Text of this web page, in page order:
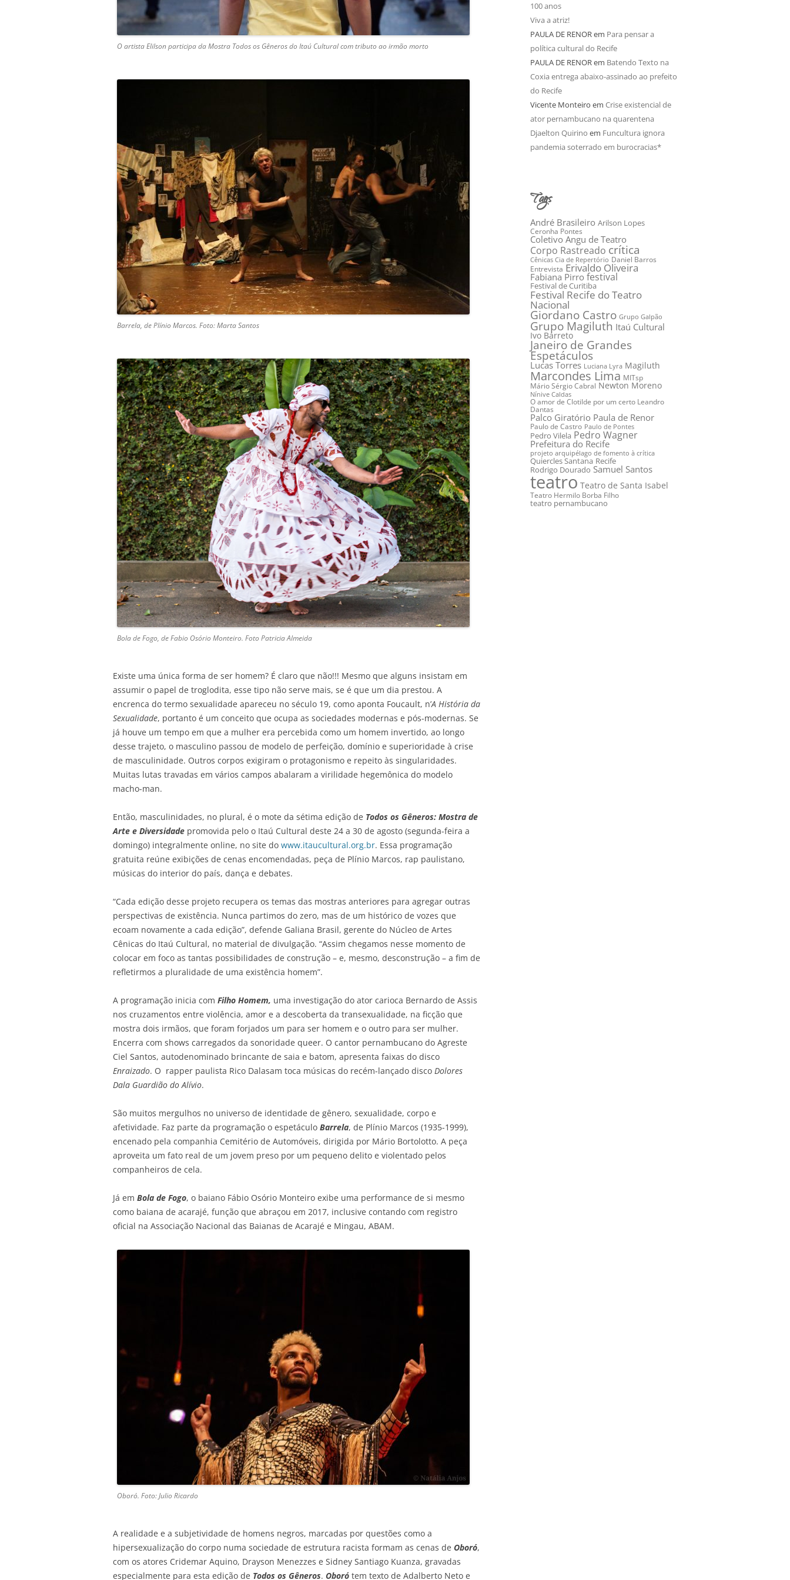
O artista Elilson participa da Mostra Todos os Gêneros do Itaú Cultural com tributo ao irmão morto
Barrela, de Plínio Marcos. Foto: Marta Santos
Bola de Fogo, de Fabio Osório Monteiro. Foto Patricia Almeida
Existe uma única forma de ser homem? É claro que não!!! Mesmo que alguns insistam em
assumir o papel de troglodita, esse tipo não serve mais, se é que um dia prestou. A
encrenca do termo sexualidade apareceu no século 19, como aponta Foucault, n’A História da
Sexualidade, portanto é um conceito que ocupa as sociedades modernas e pós-modernas. Se
já houve um tempo em que a mulher era percebida como um homem invertido, ao longo
desse trajeto, o masculino passou de modelo de perfeição, domínio e superioridade à crise
de masculinidade. Outros corpos exigiram o protagonismo e repeito às singularidades.
Muitas lutas travadas em vários campos abalaram a virilidade hegemônica do modelo
macho-man.
Então, masculinidades, no plural, é o mote da sétima edição de Todos os Gêneros: Mostra de
Arte e Diversidade promovida pelo o Itaú Cultural deste 24 a 30 de agosto (segunda-feira a
domingo) integralmente online, no site do www.itaucultural.org.br. Essa programação
gratuita reúne exibições de cenas encomendadas, peça de Plínio Marcos, rap paulistano,
músicas do interior do país, dança e debates.
“Cada edição desse projeto recupera os temas das mostras anteriores para agregar outras
perspectivas de existência. Nunca partimos do zero, mas de um histórico de vozes que
ecoam novamente a cada edição”, defende Galiana Brasil, gerente do Núcleo de Artes
Cênicas do Itaú Cultural, no material de divulgação. “Assim chegamos nesse momento de
colocar em foco as tantas possibilidades de construção – e, mesmo, desconstrução – a fim de
refletirmos a pluralidade de uma existência homem”.
A programação inicia com Filho Homem, uma investigação do ator carioca Bernardo de Assis
nos cruzamentos entre violência, amor e a descoberta da transexualidade, na ficção que
mostra dois irmãos, que foram forjados um para ser homem e o outro para ser mulher.
Encerra com shows carregados da sonoridade queer. O cantor pernambucano do Agreste
Ciel Santos, autodenominado brincante de saia e batom, apresenta faixas do disco
Enraizado. O rapper paulista Rico Dalasam toca músicas do recém-lançado disco Dolores
Dala Guardião do Alívio.
São muitos mergulhos no universo de identidade de gênero, sexualidade, corpo e
afetividade. Faz parte da programação o espetáculo Barrela, de Plínio Marcos (1935-1999),
encenado pela companhia Cemitério de Automóveis, dirigida por Mário Bortolotto. A peça
aproveita um fato real de um jovem preso por um pequeno delito e violentado pelos
companheiros de cela.
Já em Bola de Fogo, o baiano Fábio Osório Monteiro exibe uma performance de si mesmo
como baiana de acarajé, função que abraçou em 2017, inclusive contando com registro
oficial na Associação Nacional das Baianas de Acarajé e Mingau, ABAM.
Oboró. Foto: Julio Ricardo
A realidade e a subjetividade de homens negros, marcadas por questões como a
hipersexualização do corpo numa sociedade de estrutura racista formam as cenas de Oboró,
com os atores Cridemar Aquino, Drayson Menezzes e Sidney Santiago Kuanza, gravadas
especialmente para esta edição de Todos os Gêneros. Oboró tem texto de Adalberto Neto e
100 anos
Viva a atriz!
PAULA DE RENORem Para pensar a
política cultural do Recife
PAULA DE RENORem Batendo Texto na
Coxia entrega abaixo-assinado ao prefeito
do Recife
Vicente Monteiro em Crise existencial de
ator pernambucano na quarentena
Djaelton Quirino em Funcultura ignora
pandemia soterrado em burocracias*
Tags
André Brasileiro Arilson Lopes
Ceronha Pontes
Coletivo Angu de Teatro
Corpo Rastreado crítica
Cênicas Cia de Repertório Daniel Barros
Entrevista Erivaldo Oliveira
Fabiana Pirro festival
Festival de Curitiba
Festival Recife do Teatro
Nacional
Giordano Castro Grupo Galpão
Grupo Magiluth Itaú Cultural
Ivo Barreto
Janeiro de Grandes
Espetáculos
Lucas Torres Luciana Lyra Magiluth
Marcondes Lima MITsp
Mário Sérgio Cabral Newton Moreno
Nínive Caldas
O amor de Clotilde por um certo Leandro
Dantas
Palco Giratório Paula de Renor
Paulo de Castro Paulo de Pontes
Pedro Vilela Pedro Wagner
Prefeitura do Recife
projeto arquipélago de fomento à crítica
Quiercles Santana Recife
Rodrigo Dourado Samuel Santos
teatro Teatro de Santa Isabel
Teatro Hermilo Borba Filho
teatro pernambucano